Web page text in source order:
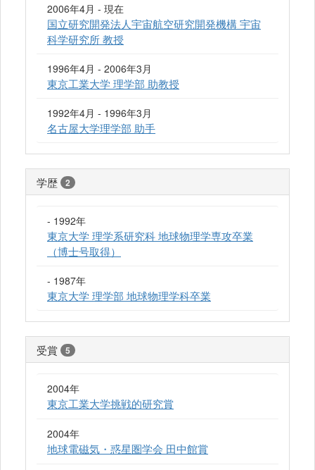
2006年4月 - 現在
国立研究開発法人宇宙航空研究開発機構 宇宙
科学研究所 教授
1996年4月 - 2006年3月
東京工業大学 理学部 助教授
1992年4月 - 1996年3月
名古屋大学理学部 助手
学歴 2
- 1992年
東京大学 理学系研究科 地球物理学専攻卒業
（博士号取得）
- 1987年
東京大学 理学部 地球物理学科卒業
受賞 5
2004年
東京工業大学挑戦的研究賞
2004年
地球電磁気・惑星圏学会 田中館賞